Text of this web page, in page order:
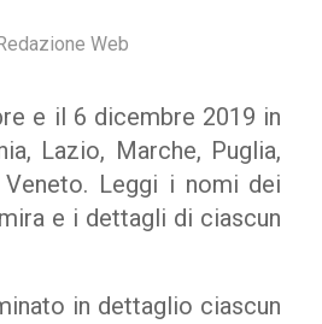
Web
e il 6 dicembre 2019 in
Lazio, Marche, Puglia,
Veneto. Leggi i nomi dei
e i dettagli di ciascun
in dettaglio ciascun